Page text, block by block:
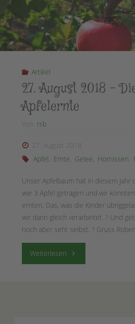
Artikel
27. August 2018 –
Apfelernte
rsb
27. August 2018
Apfel, Ernte, Gelee, Hornissen,
Unser Apfelbaum hat in diesem Jahr
wie 3 Äpfel getragen und wir
ernten. Das, was die Kinder
wir dann gleich verarbeitet. ? Und
noch aber seht selbst. ? Gruss
Weiterlesen "27.